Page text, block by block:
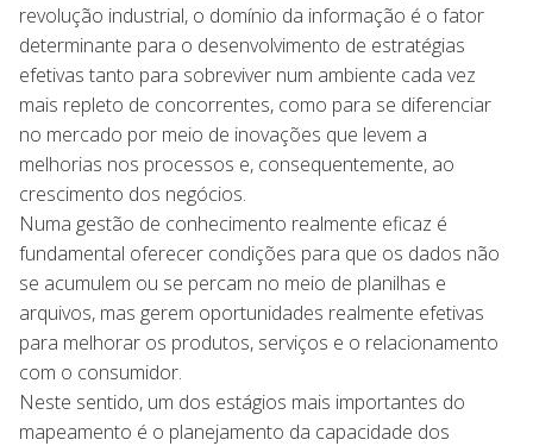
revolução industrial, o domínio da informação é o fator
determinante para o desenvolvimento de estratégias
efetivas tanto para sobreviver num ambiente cada vez
mais repleto de concorrentes, como para se diferenciar
no mercado por meio de inovações que levem a
melhorias nos processos e, consequentemente, ao
crescimento dos negócios.
Numa gestão de conhecimento realmente eficaz é
fundamental oferecer condições para que os dados não
se acumulem ou se percam no meio de planilhas e
arquivos, mas gerem oportunidades realmente efetivas
para melhorar os produtos, serviços e o relacionamento
com o consumidor.
Neste sentido, um dos estágios mais importantes do
mapeamento é o planejamento da capacidade dos